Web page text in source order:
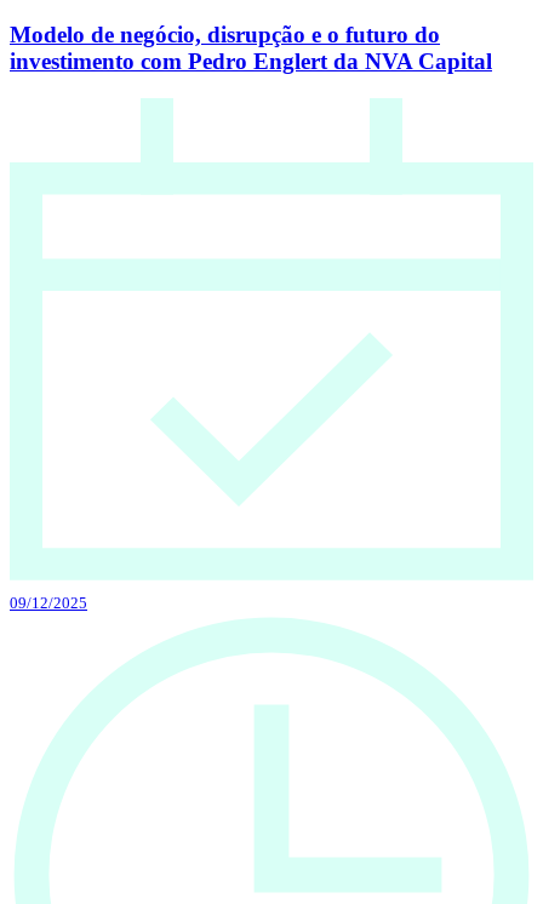
Modelo de negócio, disrupção e o futuro do
investimento com Pedro Englert da NVA Capital
09/12/2025